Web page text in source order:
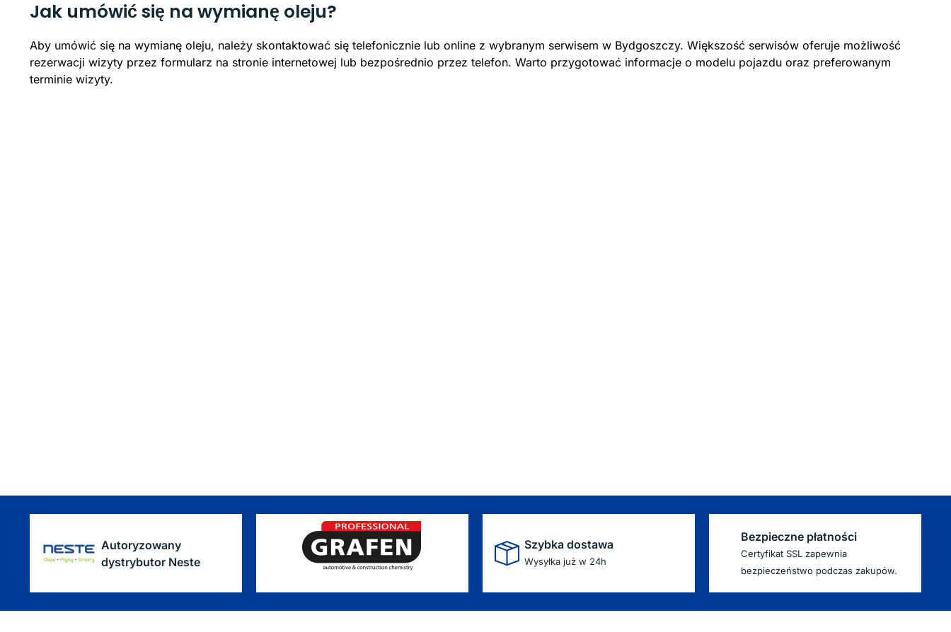
Jak umówić się na wymianę oleju?
Aby umówić się na wymianę oleju, należy skontaktować się telefonicznie lub online z wybranym serwisem w Bydgoszczy. Większość serwisów oferuje możliwość
rezerwacji wizyty przez formularz na stronie internetowej lub bezpośrednio przez telefon. Warto przygotować informacje o modelu pojazdu oraz preferowanym
terminie wizyty.
Autoryzowany
dystrybutor Neste
Szybka dostawa
Wysyłka już w 24h
Bezpieczne płatności
Certyfikat SSL zapewnia
bezpieczeństwo podczas zakupów.